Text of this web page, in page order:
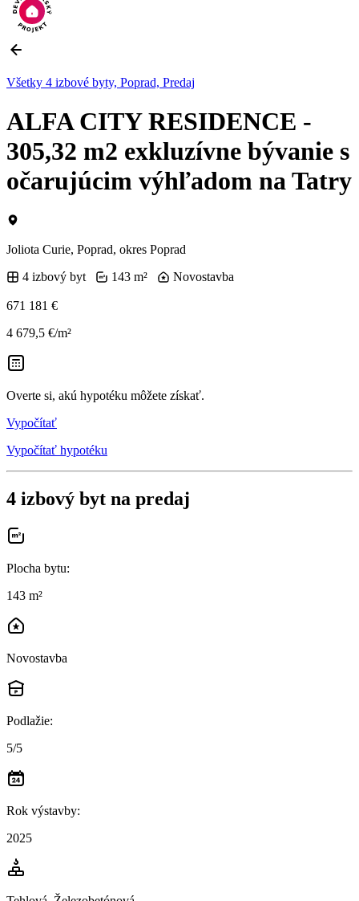
Všetky 4 izbové byty, Poprad, Predaj
ALFA CITY RESIDENCE -
305,32 m2 exkluzívne bývanie s
očarujúcim výhľadom na Tatry
Joliota Curie, Poprad, okres Poprad
4 izbový byt
143 m² Novostavba
671 181 €
4 679,5 €/m²
Overte si, akú hypotéku môžete získať.
Vypočítať
Vypočítať hypotéku
4 izbový byt na predaj
Plocha bytu:
143 m²
Novostavba
Podlažie:
5/5
Rok výstavby:
2025